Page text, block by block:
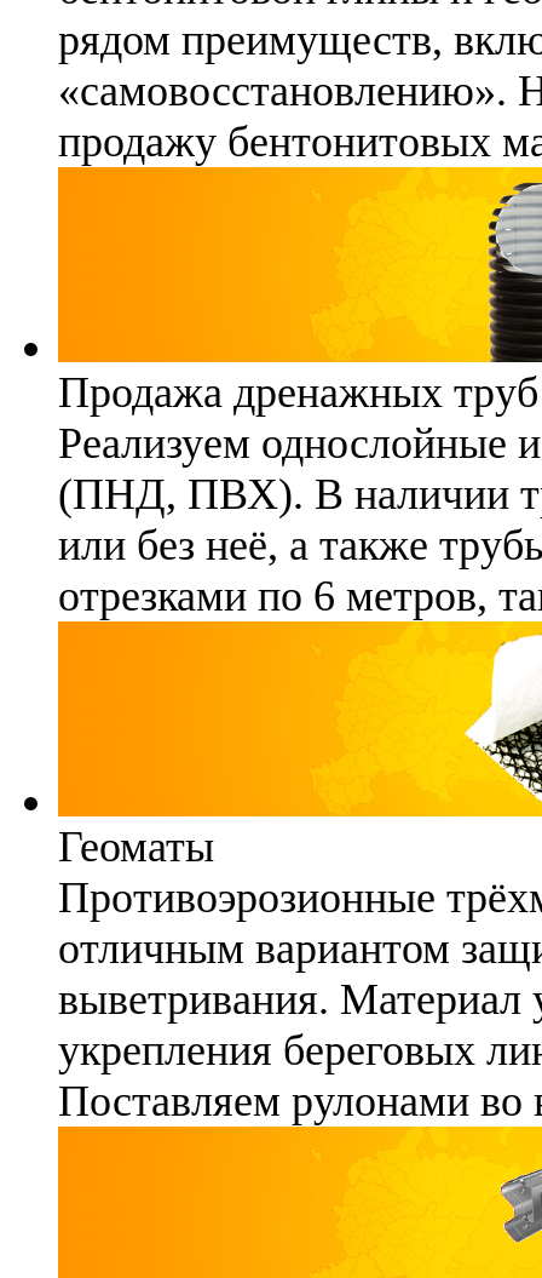
рядом преимуществ,
«самовосстановлению».
продажу бентонитовых
Продажа дренажных труб
Реализуем однослойные
(ПНД, ПВХ). В наличии
или без неё, а также
отрезками по 6 метров,
Геоматы
Противоэрозионные
отличным вариантом
выветривания. Материал
укрепления береговых
Поставляем рулонами